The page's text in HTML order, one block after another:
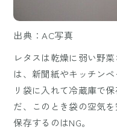
出典：AC写真
レタスは乾燥に弱い野
は、新聞紙やキッチン
リ袋に入れて冷蔵庫で
だ、このとき袋の空気
保存するのはNG。